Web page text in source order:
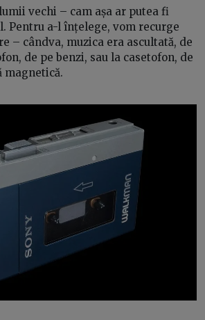
vechi – cam așa ar putea fi
Pentru a-l înțelege, vom recurge
– cândva, muzica era ascultată, de
de pe benzi, sau la casetofon, de
magnetică.